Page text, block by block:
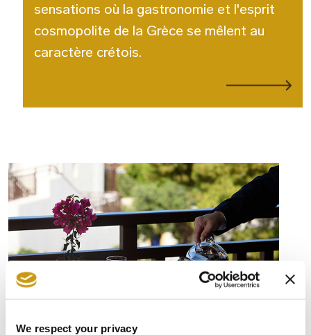
We respect your privacy
sensations où la gastronomie et l'esprit
cosmopolite de la Grèce se mêlent au
caractère crétois.